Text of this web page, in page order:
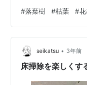
す。 毎年頭を悩ませ
とても楽になりまし
今年はまだ強い北風
ほど溜まりません。
いるそばから枯葉が
#落葉樹 #枯葉 #
seikatsu • 3年前
床掃除を楽しくす